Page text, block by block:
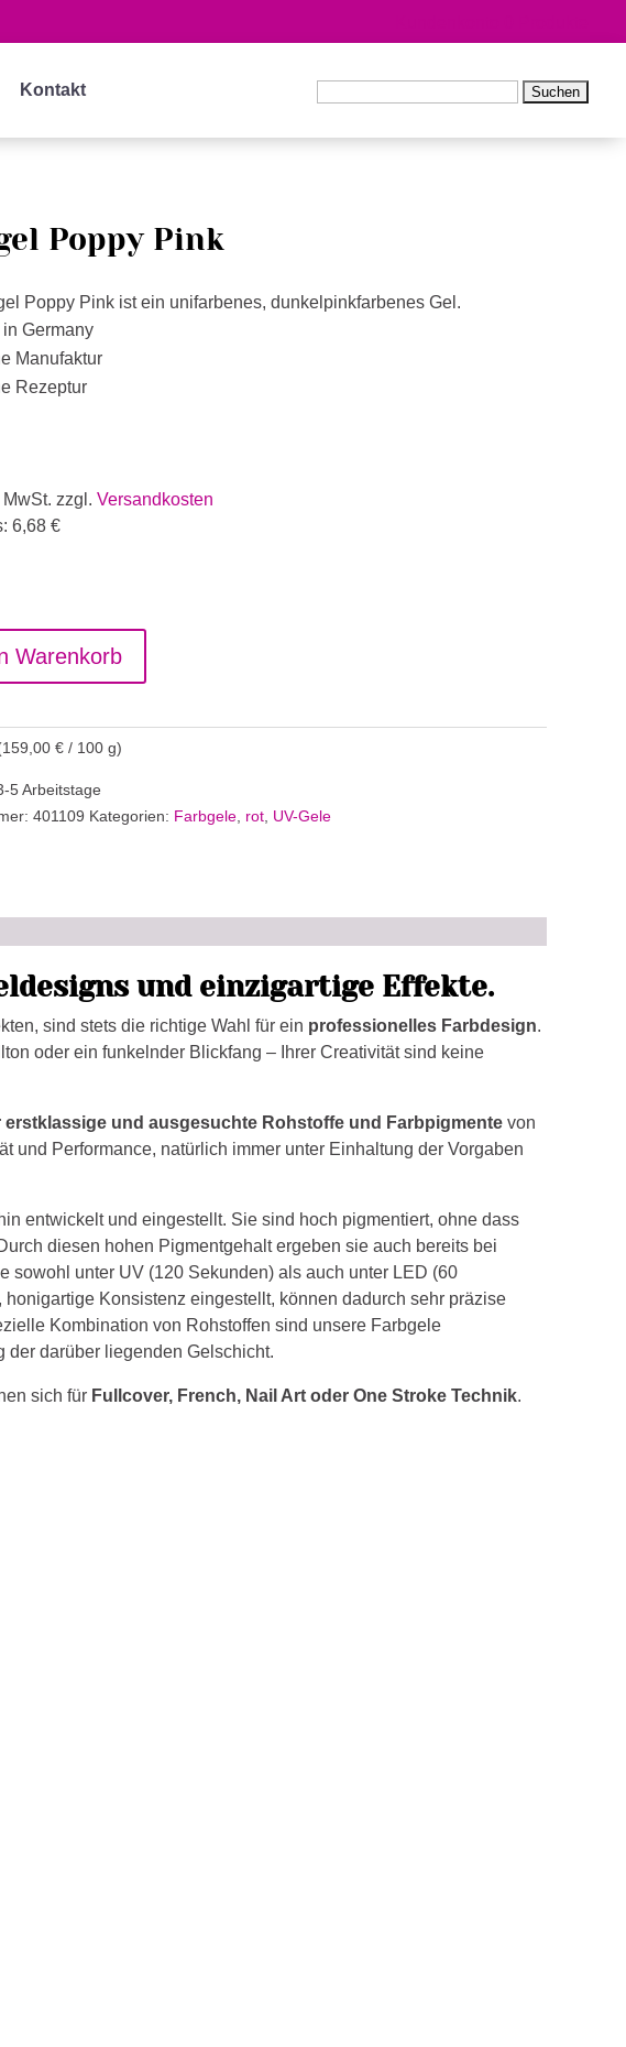
Kontakt
Poppy Pink
Poppy Pink ist ein unifarbenes, dunkelpinkfarbenes Gel.
in Germany
Manufaktur
Rezeptur
zzgl. Versandkosten
6,68 €
Warenkorb
159,00 € / 100 g)
5 Arbeitstage
401109 Kategorien: Farbgele rot UV-Gele
und einzigartige Effekte.
sind stets die richtige Wahl für ein professionelles Farbdesign.
oder ein funkelnder Blickfang – Ihrer Creativität sind keine
erstklassige und ausgesuchte Rohstoffe und Farbpigmente von
Performance, natürlich immer unter Einhaltung der Vorgaben
hin entwickelt und eingestellt. Sie sind hoch pigmentiert, ohne dass
diesen hohen Pigmentgehalt ergeben sie auch bereits bei
sowohl unter UV (120 Sekunden) als auch unter LED (60
Konsistenz eingestellt, können dadurch sehr präzise
Kombination von Rohstoffen sind unsere Farbgele
der darüber liegenden Gelschicht.
sich für Fullcover, French, Nail Art oder One Stroke Technik.